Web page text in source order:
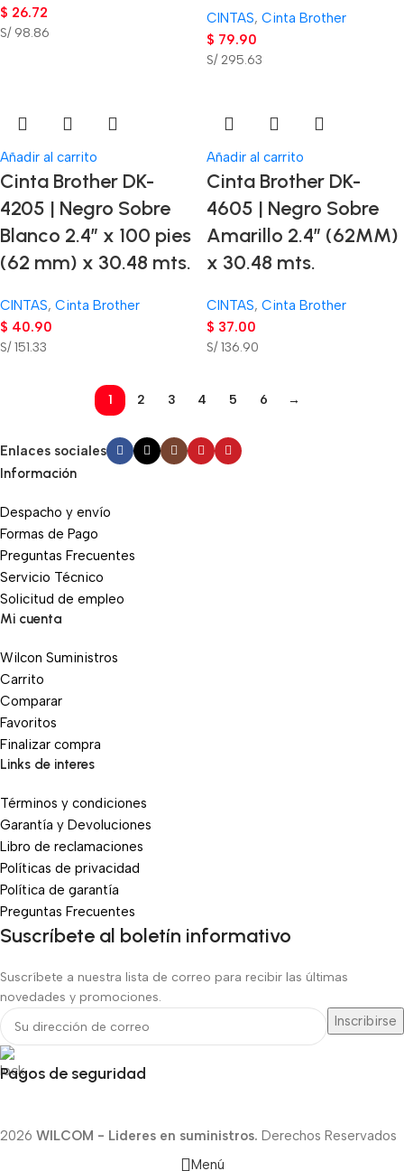
$ 26.72
S/ 98.86
CINTAS, Cinta Brother
$ 79.90
S/ 295.63
Añadir al carrito
Cinta Brother DK-
4205 | Negro Sobre
Blanco 2.4″ x 100 pies
(62 mm) x 30.48 mts.
CINTAS, Cinta Brother
$ 40.90
S/ 151.33
Añadir al carrito
Cinta Brother DK-
4605 | Negro Sobre
Amarillo 2.4″ (62MM)
x 30.48 mts.
CINTAS, Cinta Brother
$ 37.00
S/ 136.90
1 2 3 4 5 6 →
Enlaces sociales
Información
Despacho y envío
Formas de Pago
Preguntas Frecuentes
Servicio Técnico
Solicitud de empleo
Mi cuenta
Wilcon Suministros
Carrito
Comparar
Favoritos
Finalizar compra
Links de interes
Términos y condiciones
Garantía y Devoluciones
Libro de reclamaciones
Políticas de privacidad
Política de garantía
Preguntas Frecuentes
Suscríbete al boletín informativo
Suscríbete a nuestra lista de correo para recibir las últimas
novedades y promociones.
Pagos de seguridad
2026 WILCOM - Lideres en suministros. Derechos Reservados
Menú